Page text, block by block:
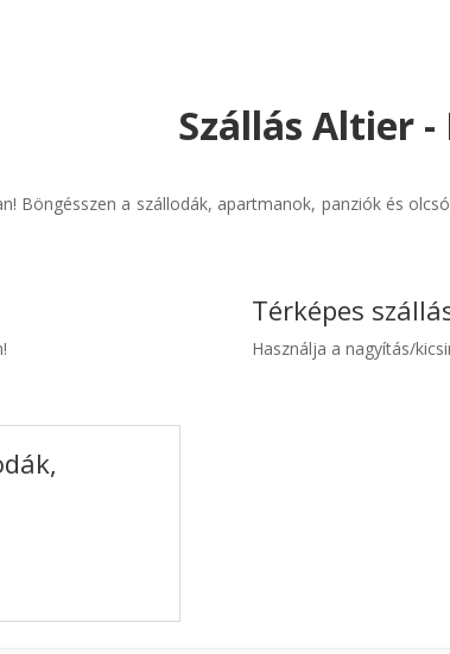
Szállás Altier
Böngésszen a szállodák, apartmanok, panziók és
Térképes
Használja a nagyítás/